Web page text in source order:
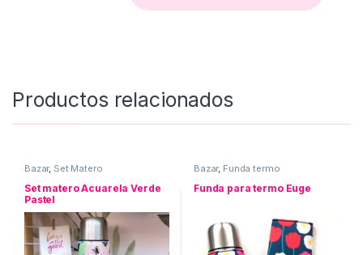
Productos relacionados
Bazar, Set Matero
Set matero Acuarela Verde
Pastel
Bazar, Funda termo
Funda para termo Euge